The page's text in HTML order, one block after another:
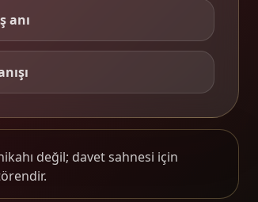
anı
değil; davet sahnesi için